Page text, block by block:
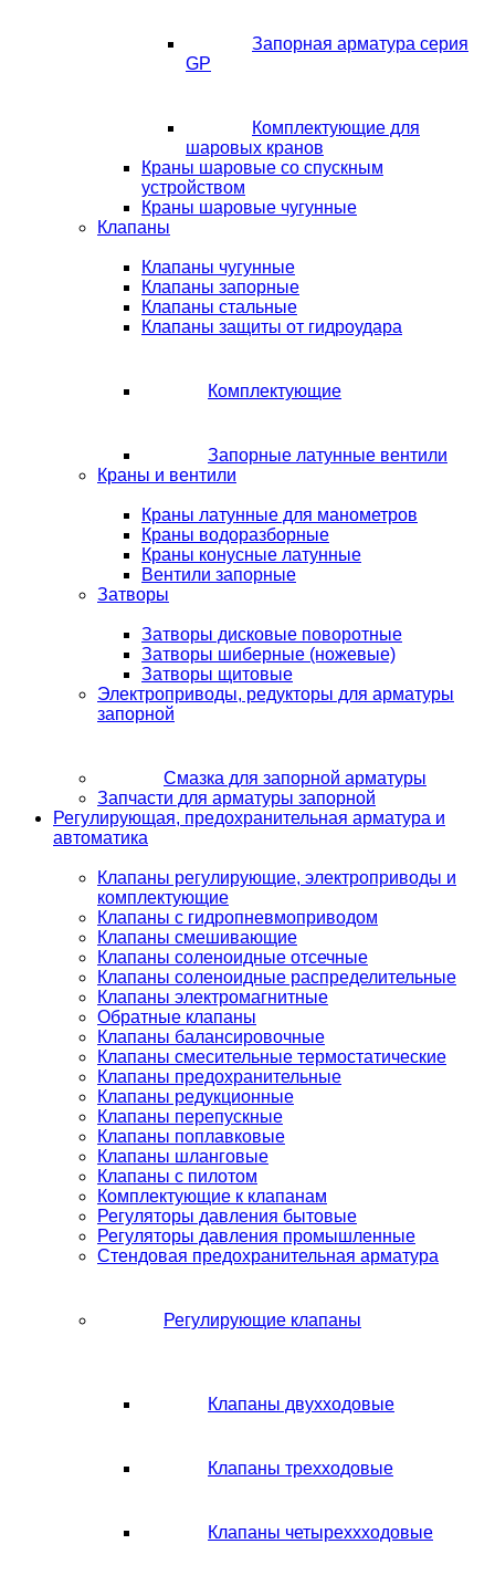
Запорная арматура серия
GP
Комплектующие для
шаровых кранов
Краны шаровые со спускным
устройством
Краны шаровые чугунные
Клапаны
Клапаны чугунные
Клапаны запорные
Клапаны стальные
Клапаны защиты от гидроудара
Комплектующие
Запорные латунные вентили
Краны и вентили
Краны латунные для манометров
Краны водоразборные
Краны конусные латунные
Вентили запорные
Затворы
Затворы дисковые поворотные
Затворы шиберные (ножевые)
Затворы щитовые
Электроприводы, редукторы для арматуры
запорной
Смазка для запорной арматуры
Запчасти для арматуры запорной
Регулирующая, предохранительная арматура и
автоматика
Клапаны регулирующие, электроприводы и
комплектующие
Клапаны с гидропневмоприводом
Клапаны смешивающие
Клапаны соленоидные отсечные
Клапаны соленоидные распределительные
Клапаны электромагнитные
Обратные клапаны
Клапаны балансировочные
Клапаны смесительные термостатические
Клапаны предохранительные
Клапаны редукционные
Клапаны перепускные
Клапаны поплавковые
Клапаны шланговые
Клапаны с пилотом
Комплектующие к клапанам
Регуляторы давления бытовые
Регуляторы давления промышленные
Стендовая предохранительная арматура
Регулирующие клапаны
Клапаны двухходовые
Клапаны трехходовые
Клапаны четыреххходовые